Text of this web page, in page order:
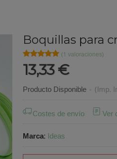
Boquillas para
★★★★★
★★★★★ (1 valoraciones)
13,33 €
Producto Disponible - (Imp.
Costes de envío
Ver
Marca: Ideas